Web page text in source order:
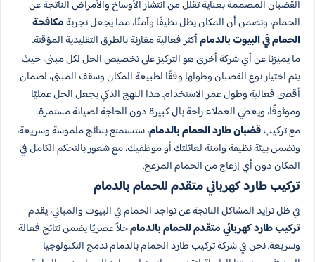
القضبان المصممة بعناية تقلل من انتشار الأوساخ والأمراض الناتجة عن
الحمام، وتضمن أن المكان يظل نظيفًا وآمنًا، مما يجعل تجربةمكافحة
الحمام في البيوت بالدمامأكثر فعالية مقارنة بالطرق التقليدية المؤقتة.
ما يميزنا عن أي شركة أخرى هو التركيز على تخصيص الحل لكل مبنى، حيث
يتم اختيار نوع القضبان وطولها وفقًا لطبيعة المكان وسقف المبنى، لضمان
أقصى فعالية وطول عمر الاستخدام. هذا النهج الذكي يجعل الحل عمليًا
وموثوقًا، ويعطي العملاء راحة بال كبيرة دون الحاجة لصيانة مستمرة.
مع تركيبقضبان طارد الحمام بالدمام، ستستمتع بنتائج ملموسة وسريعة،
وتضمن بيئة نظيفة وآمنة لعائلتك أو موظفيك، مع شعور بالتحكم الكامل في
المكان دون أي إزعاج من الحمام المزعج.
تركيب طارد كهربائي متقدم للحمام بالدمام
في ظل تزايد المشاكل الناتجة عن تواجد الحمام في البيوت والمباني، يقدم
تركيب طارد كهربائي متقدم للحمام بالدمامحلاً عصريًا يضمن نتائج فعالة
وسريعة. نحن في شركة تركيب طارد الحمام بالدمام ندمج التكنولوجيا